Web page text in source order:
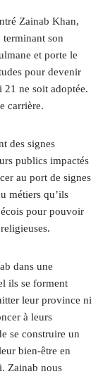
Zainab Khan,
terminant son
et porte le
pour devenir
21 ne soit adoptée.
carrière.
des signes
publics impactés
au port de signes
métiers qu’ils
pour pouvoir
dans une
ils se forment
leur province ni
à leurs
se construire un
bien-être en
Zainab nous